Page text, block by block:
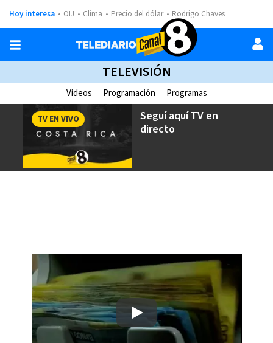
Hoy interesa OIJ Clima Precio del dólar Rodrigo Chaves
TELEVISIÓN
Videos Programación Programas
Seguí aquíTV en
directo
TV EN VIVO